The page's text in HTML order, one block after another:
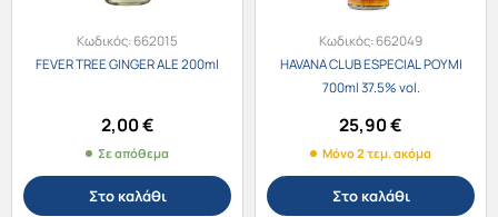
Κωδικός:662015
FEVER TREE GINGER ALE 200ml
2,00€
Σε απόθεμα
Στο καλάθι
Κωδικός:662049
HAVANA CLUB ESPECIAL ΡΟΥΜΙ
700ml 37.5% vol.
25,90€
Μόνο 2 τεμ. ακόμα
Στο καλάθι